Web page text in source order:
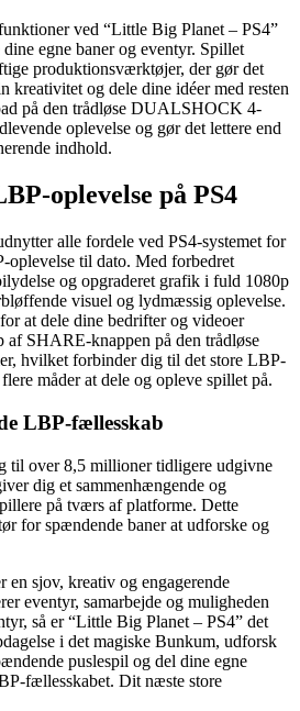
ved “Little Big Planet – PS4”
egne baner og eventyr. Spillet
produktionsværktøjer, der gør det
kreativitet og dele dine idéer med resten
på den trådløse DUALSHOCK 4-
oplevelse og gør det lettere end
indhold.
oplevelse på PS4
alle fordele ved PS4-systemet for
oplevelse til dato. Med forbedret
og opgraderet grafik i fuld 1080p
visuel og lydmæssig oplevelse.
at dele dine bedrifter og videoer
SHARE-knappen på den trådløse
hvilket forbinder dig til det store LBP-
måder at dele og opleve spillet på.
LBP-fællesskab
til over 8,5 millioner tidligere udgivne
dig et sammenhængende og
på tværs af platforme. Dette
for spændende baner at udforske og
en sjov, kreativ og engagerende
eventyr, samarbejde og muligheden
så er “Little Big Planet – PS4” det
i det magiske Bunkum, udforsk
puslespil og del dine egne
fællesskabet. Dit næste store